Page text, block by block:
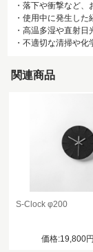
・落下や衝撃など
・使用中に発生した
・高温多湿や直射日
・不適切な清掃や化
関連商品
S-Clock φ200
価格:19,800